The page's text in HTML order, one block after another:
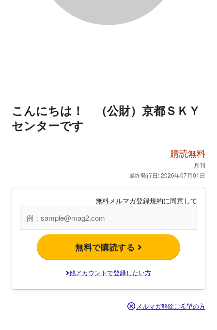
こんにちは！ （公財）京都ＳＫＹ
センターです
購読無料
月刊
最終発行日: 2026年07月01日
無料メルマガ登録規約に同意して
無料で購読する
他アカウントで登録したい方
メルマガ解除ご希望の方